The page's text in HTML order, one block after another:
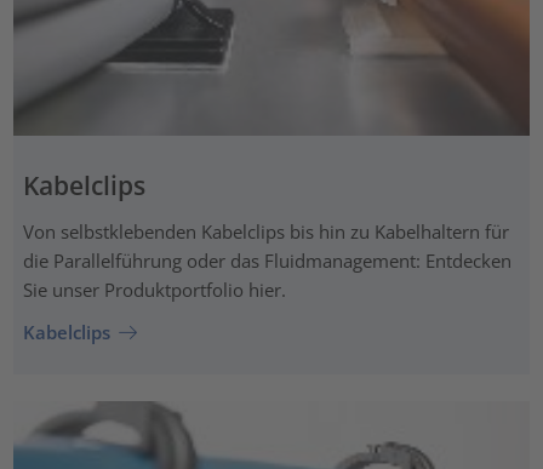
Kabelclips
Von selbstklebenden Kabelclips bis hin zu Kabelhaltern für
die Parallelführung oder das Fluidmanagement: Entdecken
Sie unser Produktportfolio hier.
Kabelclips